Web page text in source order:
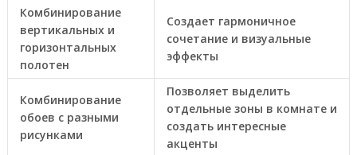
Комбинирование
вертикальных и
горизонтальных
полотен
Создает гармоничное
сочетание и визуальные
эффекты
Комбинирование
обоев с разными
рисунками
Позволяет выделить
отдельные зоны в комнате и
создать интересные
акценты